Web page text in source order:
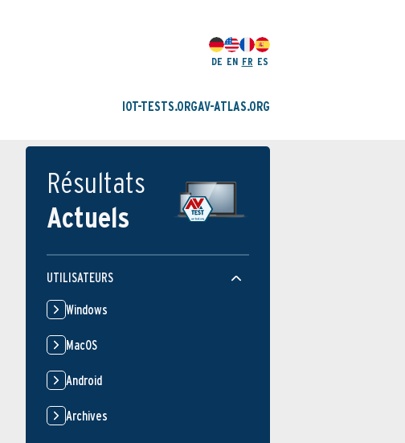
DE EN FR ES
IOT-TESTS.ORGAV-ATLAS.ORG
Résultats
Actuels
UTILISATEURS
Windows
MacOS
Android
Archives